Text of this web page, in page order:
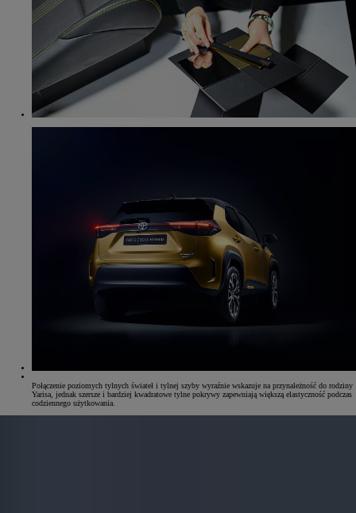
Połączenie poziomych tylnych świateł i tylnej szyby wyraźnie wskazuje na przynależność do rodziny
Yarisa, jednak szersze i bardziej kwadratowe tylne pokrywy zapewniają większą elastyczność podczas
codziennego użytkowania.